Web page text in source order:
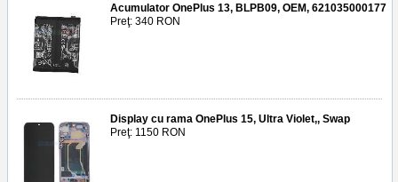
Acumulator OnePlus 13, BLPB09, OEM, 621035000177
Preţ: 340 RON
Display cu rama OnePlus 15, Ultra Violet,, Swap
Preţ: 1150 RON